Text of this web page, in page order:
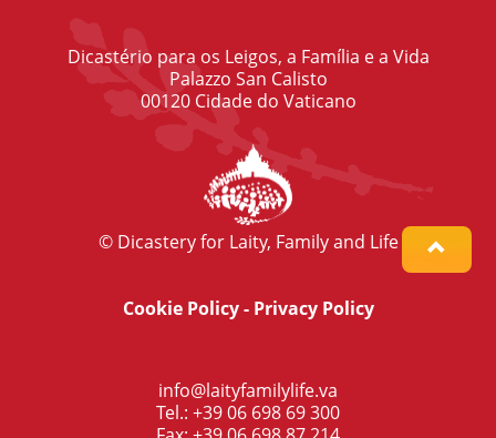
Dicastério para os Leigos, a Família e a Vida
Palazzo San Calisto
00120 Cidade do Vaticano
© Dicastery for Laity, Family and Life
Cookie Policy- Privacy Policy
info@laityfamilylife.va
Tel.: +39 06 698 69 300